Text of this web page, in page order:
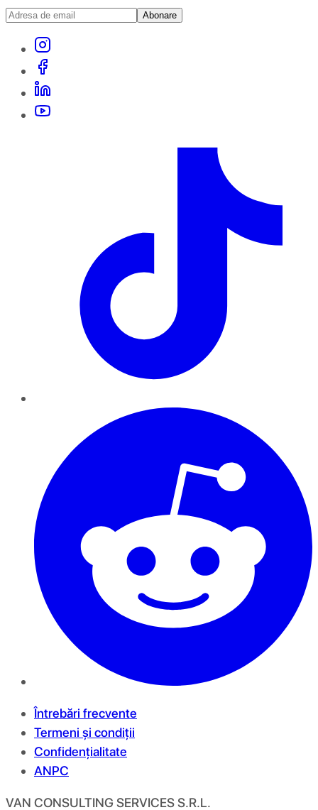
Abonare
Întrebări frecvente
Termeni și condiții
Confidențialitate
ANPC
VAN CONSULTING SERVICES S.R.L.